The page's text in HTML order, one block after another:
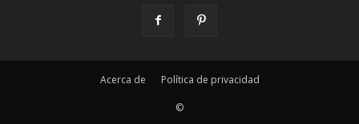
Acerca de Política de privacidad
©